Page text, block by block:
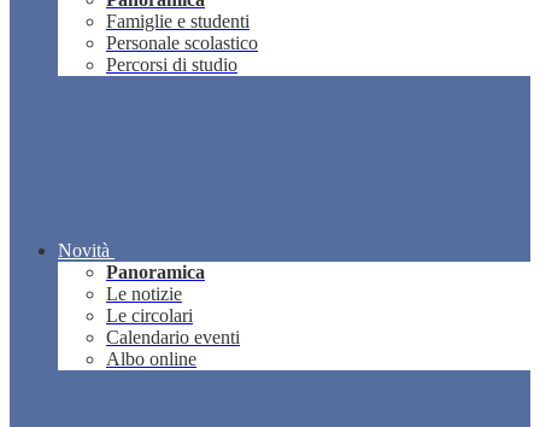
Famiglie e studenti
Personale scolastico
Percorsi di studio
Novità
Panoramica
Le notizie
Le circolari
Calendario eventi
Albo online